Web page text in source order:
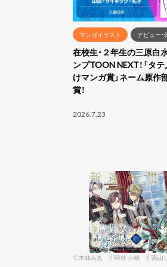
マンガイラスト デビュー・
在校生・２年生の三原白
ンプTOON NEXT！「タ
けマンガ賞」ネーム原作
賞！
2026.7.23
🄫木林みあ 🄫時枝 小鳩 🄫高山